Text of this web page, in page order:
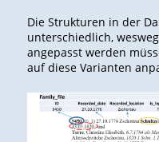
Die Strukturen in der
unterschiedlich,
angepasst werden
auf diese Varianten